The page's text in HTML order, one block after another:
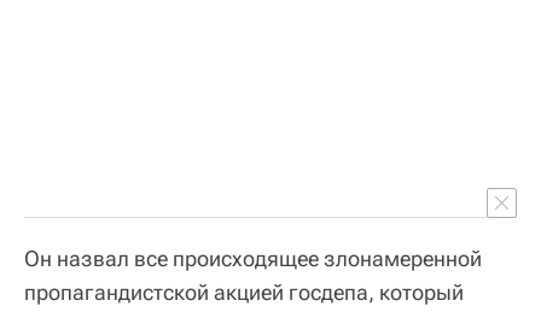
Он назвал все происходящее злонамеренной
пропагандистской акцией госдепа, который